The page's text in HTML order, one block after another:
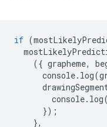
if (
({ grapheme,
console. log(
console. log(
});
},